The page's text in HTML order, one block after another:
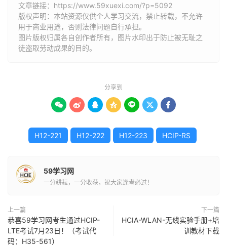
文章链接： https://www.59xuexi.com/?p=5092
版权声明：本站资源仅供个人学习交流，禁止转载，不允许
用于商业用途，否则法律问题自行承担。
图片版权归属各自创作者所有，图片水印出于防止被无耻之
徒盗取劳动成果的目的。
分享到
      
H12-221 H12-222 H12-223 HCIP-RS
59学习网
一分耕耘，一分收获，祝大家逢考必过！
上一篇
恭喜59学习网考生通过HCIP-
LTE考试7月23日！（考试代
码：H35-561）
下一篇
HCIA-WLAN-无线实验手册+培
训教材下载